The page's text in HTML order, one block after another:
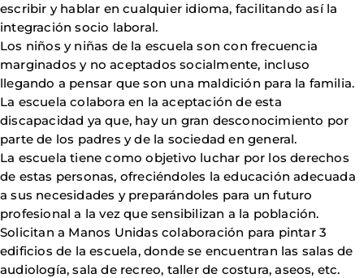
escribir y hablar en cualquier idioma, facilitando así la
integración socio laboral.
Los niños y niñas de la escuela son con frecuencia
marginados y no aceptados socialmente, incluso
llegando a pensar que son una maldición para la familia.
La escuela colabora en la aceptación de esta
discapacidad ya que, hay un gran desconocimiento por
parte de los padres y de la sociedad en general.
La escuela tiene como objetivo luchar por los derechos
de estas personas, ofreciéndoles la educación adecuada
a sus necesidades y preparándoles para un futuro
profesional a la vez que sensibilizan a la población.
Solicitan a Manos Unidas colaboración para pintar 3
edificios de la escuela, donde se encuentran las salas de
audiología, sala de recreo, taller de costura, aseos, etc.